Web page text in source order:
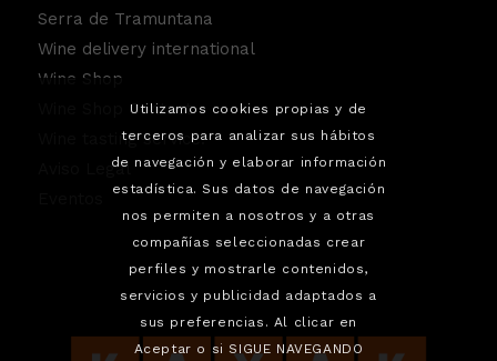
Serra de Tramuntana
Wine delivery international
Wine Shop
Wine Shop Contact
Wine tasting service.
Aviso Legal
Utilizamos cookies propias y de
terceros para analizar sus hábitos
de navegación y elaborar información
estadística. Sus datos de navegación
nos permiten a nosotros y a otras
compañías seleccionadas crear
perfiles y mostrarle contenidos,
servicios y publicidad adaptados a
sus preferencias. Al clicar en
Aceptar o si SIGUE NAVEGANDO